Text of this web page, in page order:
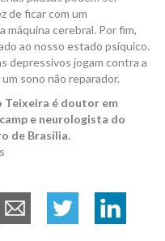
de ficar com um
máquina cerebral. Por fim,
ao nosso estado psíquico.
depressivos jogam contra a
sono não reparador.
Teixeira é doutor em
e neurologista do
de Brasília.